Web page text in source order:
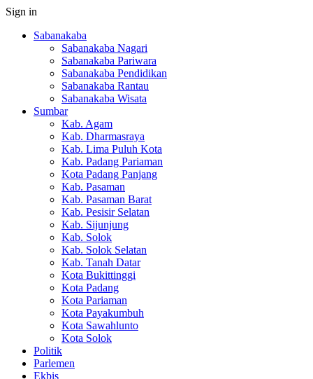
Sign in
Sabanakaba
Sabanakaba Nagari
Sabanakaba Pariwara
Sabanakaba Pendidikan
Sabanakaba Rantau
Sabanakaba Wisata
Sumbar
Kab. Agam
Kab. Dharmasraya
Kab. Lima Puluh Kota
Kab. Padang Pariaman
Kota Padang Panjang
Kab. Pasaman
Kab. Pasaman Barat
Kab. Pesisir Selatan
Kab. Sijunjung
Kab. Solok
Kab. Solok Selatan
Kab. Tanah Datar
Kota Bukittinggi
Kota Padang
Kota Pariaman
Kota Payakumbuh
Kota Sawahlunto
Kota Solok
Politik
Parlemen
Ekbis